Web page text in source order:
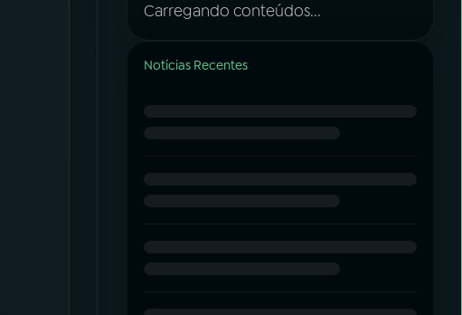
Carregando conteúdos...
Notícias Recentes